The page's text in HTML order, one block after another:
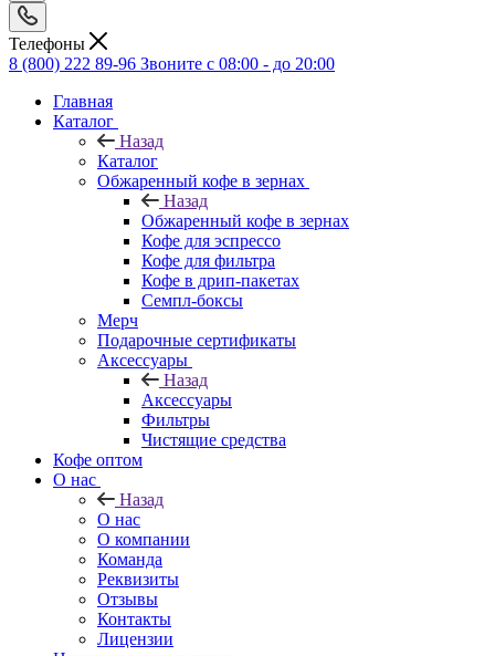
Телефоны
8 (800) 222 89-96 Звоните с 08:00 - до 20:00
Главная
Каталог
Назад
Каталог
Обжаренный кофе в зернах
Назад
Обжаренный кофе в зернах
Кофе для эспрессо
Кофе для фильтра
Кофе в дрип-пакетах
Семпл-боксы
Мерч
Подарочные сертификаты
Аксессуары
Назад
Аксессуары
Фильтры
Чистящие средства
Кофе оптом
О нас
Назад
О нас
О компании
Команда
Реквизиты
Отзывы
Контакты
Лицензии